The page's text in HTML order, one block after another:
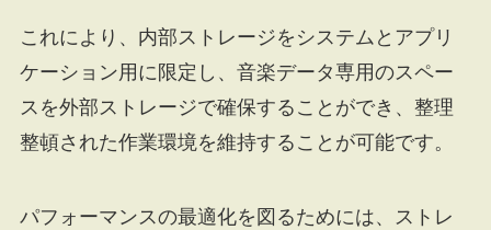
これにより、内部ストレージをシステムとアプリ
ケーション用に限定し、音楽データ専用のスペー
スを外部ストレージで確保することができ、整理
整頓された作業環境を維持することが可能です。
パフォーマンスの最適化を図るためには、ストレ